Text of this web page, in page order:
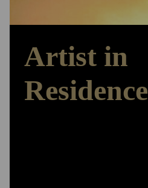
Artist in
Residence